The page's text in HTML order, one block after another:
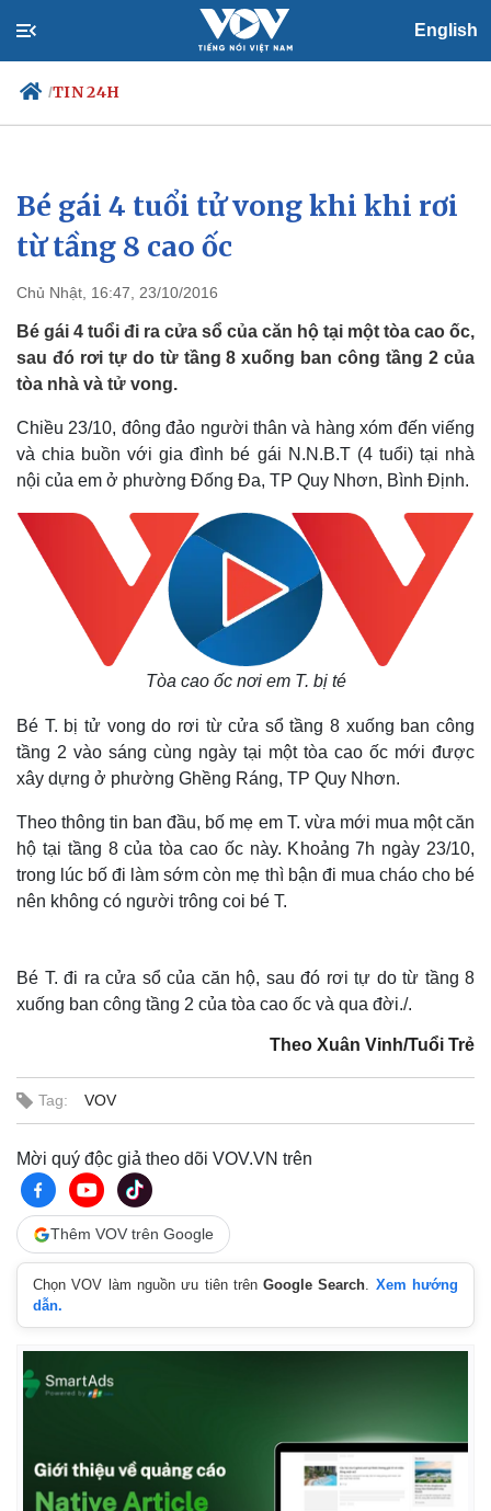
English
/TIN 24H
Chính trị
Đảng
Tổ chức nhân sự
Nhận diện sự thật
Xã hội
Việc làm
Biển đảo
Thế giới
Quan sát
Cuộc sống đó đây
Multimedia
Video
Bé gái 4 tuổi tử vong khi khi rơi
từ tầng 8 cao ốc
Chủ Nhật, 16:47, 23/10/2016
Bé gái 4 tuổi đi ra cửa sổ của căn hộ tại một tòa cao ốc,
sau đó rơi tự do từ tầng 8 xuống ban công tầng 2 của
tòa nhà và tử vong.
Chiều 23/10, đông đảo người thân và hàng xóm đến viếng
và chia buồn với gia đình bé gái N.N.B.T (4 tuổi) tại nhà
nội của em ở phường Đống Đa, TP Quy Nhơn, Bình Định.
Tòa cao ốc nơi em T. bị té
Bé T. bị tử vong do rơi từ cửa sổ tầng 8 xuống ban công
tầng 2 vào sáng cùng ngày tại một tòa cao ốc mới được
xây dựng ở phường Ghềng Ráng, TP Quy Nhơn.
Theo thông tin ban đầu, bố mẹ em T. vừa mới mua một căn
hộ tại tầng 8 của tòa cao ốc này. Khoảng 7h ngày 23/10,
trong lúc bố đi làm sớm còn mẹ thì bận đi mua cháo cho bé
nên không có người trông coi bé T.
Bé T. đi ra cửa sổ của căn hộ, sau đó rơi tự do từ tầng 8
xuống ban công tầng 2 của tòa cao ốc và qua đời./.
Theo Xuân Vinh/Tuổi Trẻ
Tag: VOV
Mời quý độc giả theo dõi VOV.VN trên
Thêm VOV trên Google
Chọn VOV làm nguồn ưu tiên trênGoogle Search. Xem hướng
dẫn.